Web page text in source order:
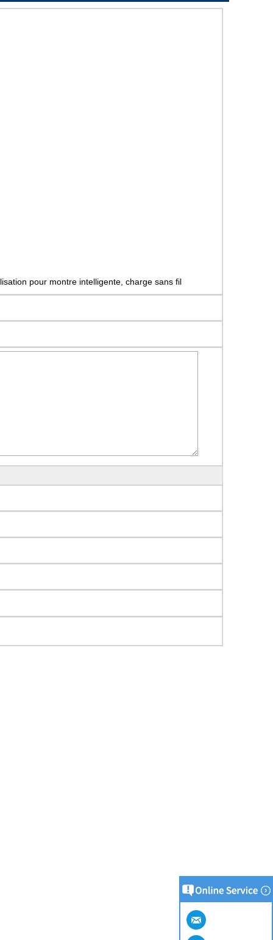
pour montre intelligente, charge sans fil